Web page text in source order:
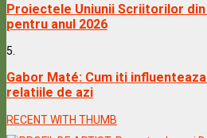
Proiectele Uniunii Scriitorilor din
pentru anul 2026
5.
Gabor Maté: Cum iti
relatiile de azi
RECENT WITH THUMB